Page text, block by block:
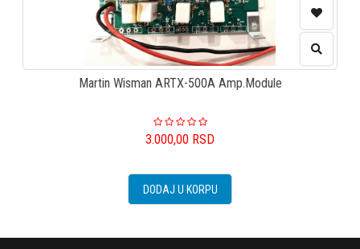
Martin Wisman ARTX-500A Amp.Module
3.000,00 RSD
DODAJ U KORPU